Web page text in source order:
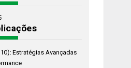
Estratégias Avançadas